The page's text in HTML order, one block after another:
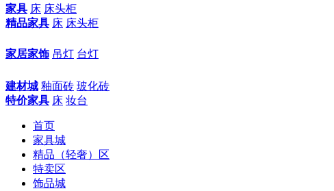
家具 床 床头柜
精品家具 床 床头柜
家居家饰 吊灯 台灯
建材城 釉面砖 玻化砖
特价家具 床 妆台
首页
家具城
精品（轻奢）区
特卖区
饰品城